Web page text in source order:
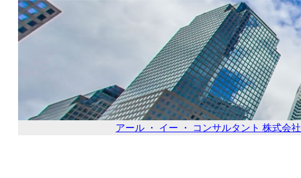
アール ・ イー ・ コンサルタント 株式会社